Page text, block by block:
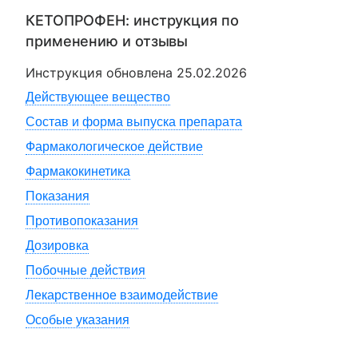
КЕТОПРОФЕН: инструкция по
применению и отзывы
Инструкция обновлена 25.02.2026
Действующее вещество
Состав и форма выпуска препарата
Фармакологическое действие
Фармакокинетика
Показания
Противопоказания
Дозировка
Побочные действия
Лекарственное взаимодействие
Особые указания